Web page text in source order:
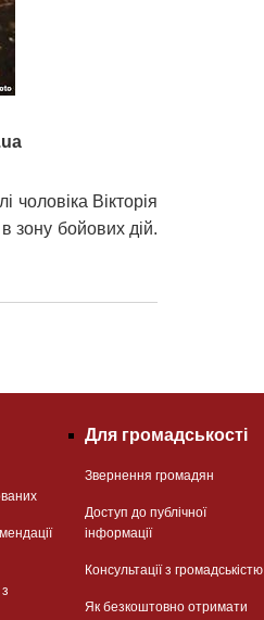
чоловіка Вікторія
зону бойових дій.
Для громадськості
Звернення громадян
Доступ до публічної
інформації
Консультації з громадськістю
Як безкоштовно отримати